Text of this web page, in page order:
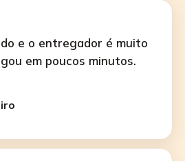
e o entregador é muito
em poucos minutos.